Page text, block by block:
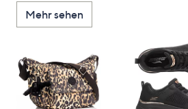
Mehr sehen